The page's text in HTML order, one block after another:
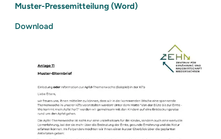
Muster-Pressemitteilung (Word)
Download